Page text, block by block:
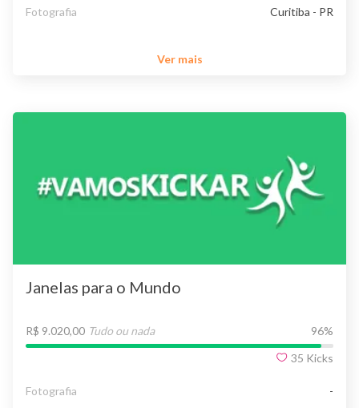
Fotografia Curitiba - PR
Ver mais
Janelas para o Mundo
R$ 9.020,00 Tudo ou nada 96%
35 Kicks
Fotografia -